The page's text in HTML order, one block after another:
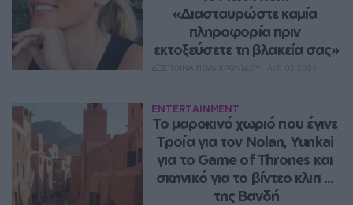
«Διασταυρώστε καμία
πληροφορία πριν
εκτοξεύσετε τη βλακεία σας»
ENTERTAINMENT
Το μαροκινό χωριό που έγινε
Τροία για τον Nolan, Yunkai
για το Game of Thrones και
σκηνικό για το βίντεο κλιπ ...
της Βανδή